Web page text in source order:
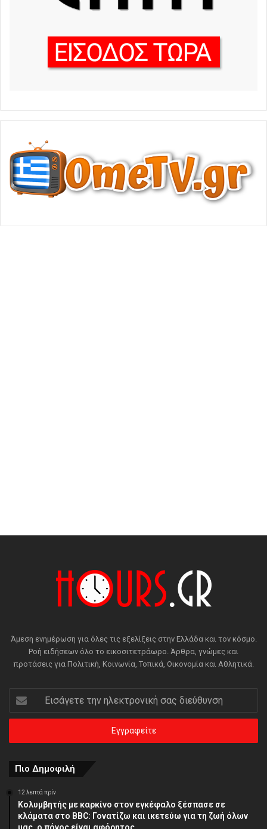
Άμεση ενημέρωση για όλες τις εξελίξεις στην Ελλάδα και τον κόσμο.
Ροή ειδήσεων όλο το εικοσιτετράωρο. Άρθρα, γνώμες και
προτάσεις για Πολιτική, Κοινωνία, Τοπικά, Οικονομία και Αθλητικά.
την
ηλεκτρονική
διεύθυνση
Πιο Δημοφιλή
12 λεπτά πρίν
Κολυμβητής με καρκίνο στον εγκέφαλο ξέσπασε σε
κλάματα στο BBC: Γονατίζω και ικετεύω για τη ζωή όλων
μας, ο πόνος είναι αφόρητος